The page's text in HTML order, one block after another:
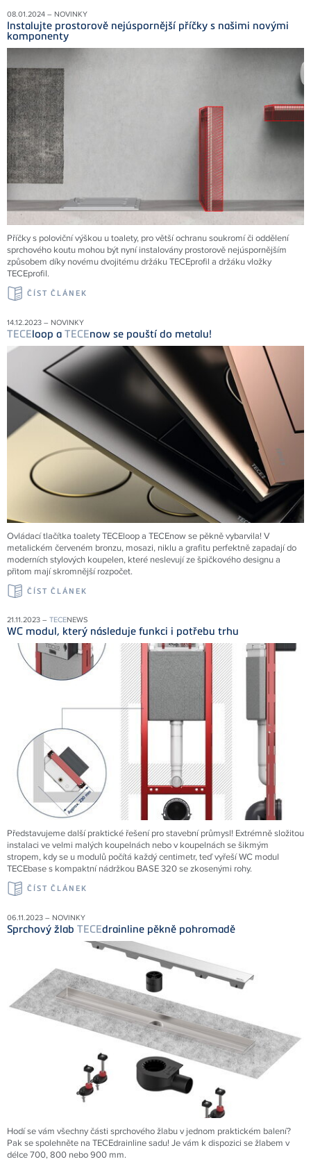
08.01.2024 – NOVINKY
Instalujte prostorově nejúspornější příčky s našimi novými
komponenty
Příčky s poloviční výškou u toalety, pro větší ochranu soukromí či oddělení
sprchového koutu mohou být nyní instalovány prostorově nejúspornějším
způsobem díky novému dvojitému držáku TECEprofil a držáku vložky
TECEprofil.
ČÍST ČLÁNEK
14.12.2023 – NOVINKY
TECEloop a TECEnow se pouští do metalu!
Ovládací tlačítka toalety TECEloop a TECEnow se pěkně vybarvila! V
metalickém červeném bronzu, mosazi, niklu a grafitu perfektně zapadají do
moderních stylových koupelen, které neslevují ze špičkového designu a
přitom mají skromnější rozpočet.
ČÍST ČLÁNEK
21.11.2023 – TECENEWS
WC modul, který následuje funkci i potřebu trhu
Představujeme další praktické řešení pro stavební průmysl! Extrémně složitou
instalaci ve velmi malých koupelnách nebo v koupelnách se šikmým
stropem, kdy se u modulů počítá každý centimetr, teď vyřeší WC modul
TECEbase s kompaktní nádržkou BASE 320 se zkosenými rohy.
ČÍST ČLÁNEK
06.11.2023 – NOVINKY
Sprchový žlab TECEdrainline pěkně pohromadě
Hodí se vám všechny části sprchového žlabu v jednom praktickém balení?
Pak se spolehněte na TECEdrainline sadu! Je vám k dispozici se žlabem v
délce 700, 800 nebo 900 mm.